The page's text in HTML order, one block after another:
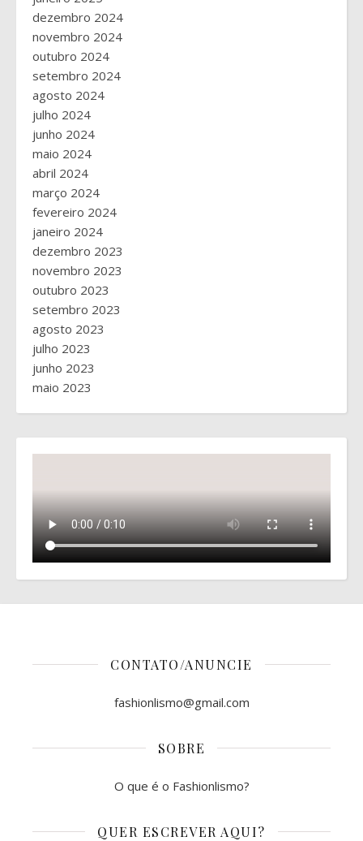
dezembro 2024
novembro 2024
outubro 2024
setembro 2024
agosto 2024
julho 2024
junho 2024
maio 2024
abril 2024
março 2024
fevereiro 2024
janeiro 2024
dezembro 2023
novembro 2023
outubro 2023
setembro 2023
agosto 2023
julho 2023
junho 2023
maio 2023
CONTATO/ANUNCIE
fashionlismo@gmail.com
SOBRE
O que é o Fashionlismo?
QUER ESCREVER AQUI?